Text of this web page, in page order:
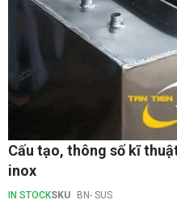
Skip
the
of
Cấu tạo, thông số kĩ
inox
IN STOCKSKU BN- SUS